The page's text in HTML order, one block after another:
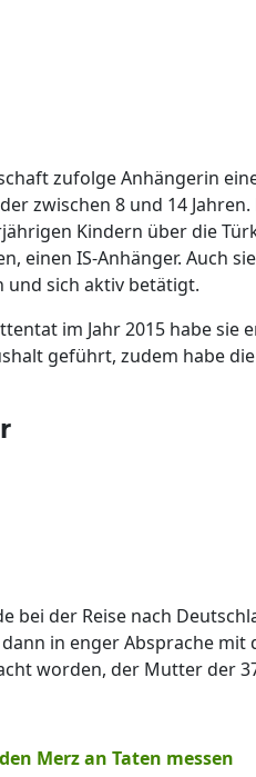
zufolge Anhängerin
zwischen 8 und 14 Jahren.
Kindern über die
einen IS-Anhänger. Auch
sich aktiv betätigt.
im Jahr 2015 habe sie
geführt, zudem habe
bei der Reise nach
in enger Absprache mit
worden, der Mutter der
Merz an Taten messen